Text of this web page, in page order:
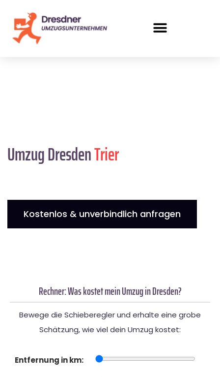
Umzug DresdenTrier
Kostenlos & unverbindlich anfragen
Rechner: Was kostet mein Umzug in Dresden?
Bewege die Schieberegler und erhalte eine grobe
Schätzung, wie viel dein Umzug kostet:
Entfernung in km: